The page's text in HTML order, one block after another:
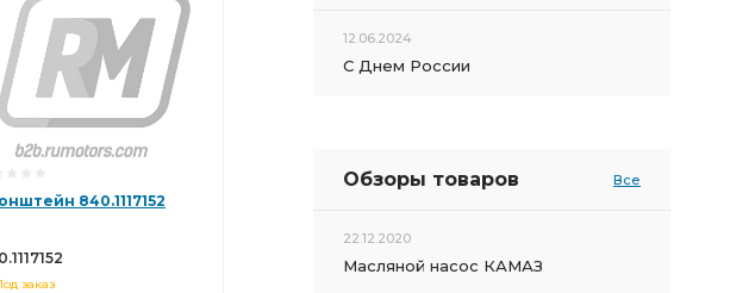
840.1117152
заказ
12.06.2024
С Днем России
Обзоры товаров Все
22.12.2020
Масляной насос КАМАЗ